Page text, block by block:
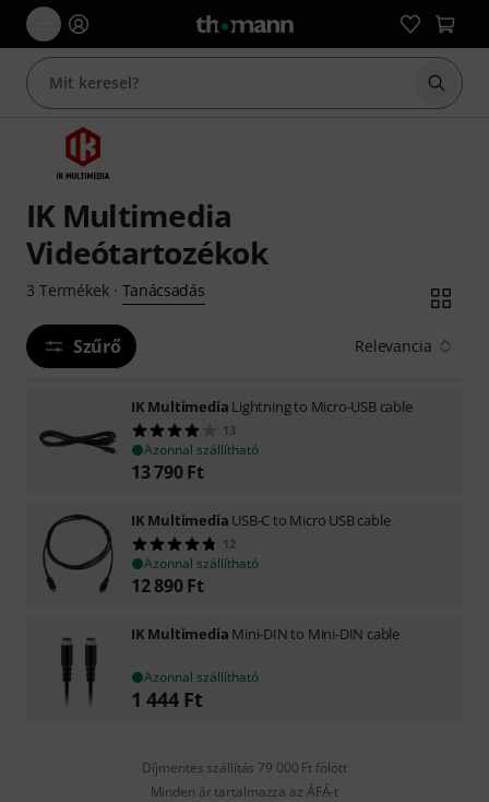
IK Multimedia
Videótartozékok
3 Termékek· Tanácsadás
Szűrő Relevancia
IK Multimedia Lightning to Micro-USB cable
13
Azonnal szállítható
13 790 Ft
IK Multimedia USB-C to Micro USB cable
12
Azonnal szállítható
12 890 Ft
IK Multimedia Mini-DIN to Mini-DIN cable
Azonnal szállítható
1 444 Ft
Díjmentes szállítás 79 000 Ft fölött
Minden ár tartalmazza az ÁFÁ-t